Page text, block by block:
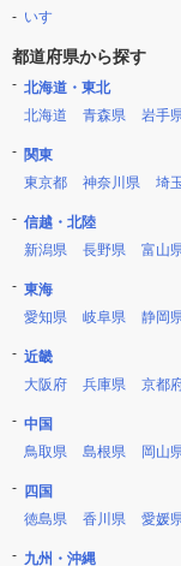
いすゞ
都道府県から探す
北海道・東北
北海道
青森県 岩手
関東
東京都
神奈川県 埼
信越・北陸
新潟県
長野県 富山
東海
愛知県
岐阜県 静岡
近畿
大阪府
兵庫県 京都
中国
鳥取県
島根県 岡山
四国
徳島県
香川県 愛媛
九州・沖縄